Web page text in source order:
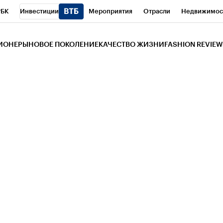
Инвестиции Мероприятия Отрасли
НОВОЕ ПОКОЛЕНИЕ КАЧЕСТВО ЖИЗНИ FASHION REVIEW